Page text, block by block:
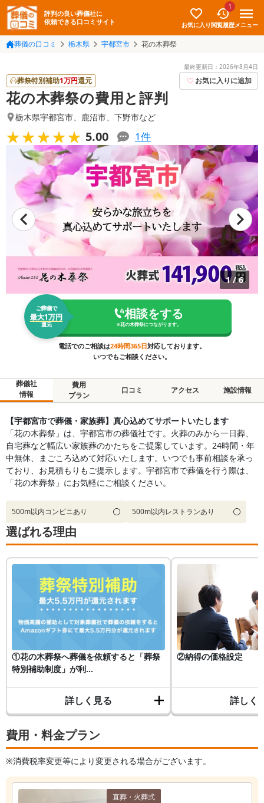
評判の良い葬儀社に
依頼できる口コミサイト
お気に入り
1
閲覧履歴メニュー
葬儀の口コミ 栃木県 宇都宮市 花の木葬祭
最終更新日： 2026年8月4日
葬祭特別補助1万円還元 お気に入りに追加
花の木葬祭の費用と評判
栃木県宇都宮市、 鹿沼市、 下野市など
★★★★★
★★★★★ 5.00 1件
1/6
ご葬儀で
最大1万円
還元
相談をする
※花の木葬祭につながります。
電話でのご相談は24時間365日対応しております。
いつでもご相談ください。
葬儀社
情報
費用
プラン
口コミ アクセス 施設情報
費用・料金プラン
※消費税率変更等により変更される場合がございます。
直葬・火葬式
【宇都宮市で葬儀・家族葬】真心込めてサポートいたします
「花の木葬祭」は、宇都宮市の葬儀社です。火葬のみから一日葬、
自宅葬など幅広い家族葬のかたちをご提案しています。24時間・年
中無休、まごころ込めて対応いたします。いつでも事前相談を承っ
ており、お見積もりもご提示します。宇都宮市で葬儀を行う際は、
「花の木葬祭」にお気軽にご相談ください。
500m以内コンビニあり 500m以内レストランあり
選ばれる理由
①花の木葬祭へ葬儀を依頼すると「葬祭
特別補助制度」が利...
詳しく見る
②納得の価格設定
詳しく